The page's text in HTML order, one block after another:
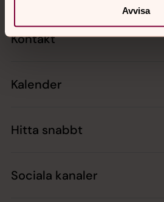
Avvisa
Kontakt
Kalender
Hitta snabbt
Sociala kanaler